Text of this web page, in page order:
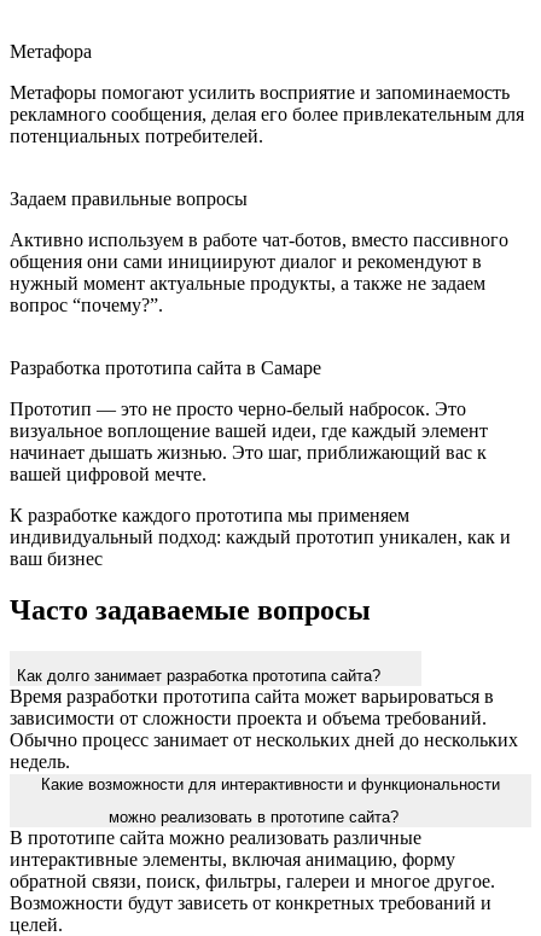
Метафора
Метафоры помогают усилить восприятие и запоминаемость
рекламного сообщения, делая его более привлекательным для
потенциальных потребителей.
Задаем правильные вопросы
Активно используем в работе чат-ботов, вместо пассивного
общения они сами инициируют диалог и рекомендуют в
нужный момент актуальные продукты, а также не задаем
вопрос “почему?”.
Разработка прототипа сайта в Самаре
Прототип — это не просто черно-белый набросок. Это
визуальное воплощение вашей идеи, где каждый элемент
начинает дышать жизнью. Это шаг, приближающий вас к
вашей цифровой мечте.
К разработке каждого прототипа мы применяем
индивидуальный подход: каждый прототип уникален, как и
ваш бизнес
Часто задаваемые вопросы
Как долго занимает разработка прототипа сайта?
Время разработки прототипа сайта может варьироваться в
зависимости от сложности проекта и объема требований.
Обычно процесс занимает от нескольких дней до нескольких
недель.
Какие возможности для интерактивности и функциональности
можно реализовать в прототипе сайта?
В прототипе сайта можно реализовать различные
интерактивные элементы, включая анимацию, форму
обратной связи, поиск, фильтры, галереи и многое другое.
Возможности будут зависеть от конкретных требований и
целей.